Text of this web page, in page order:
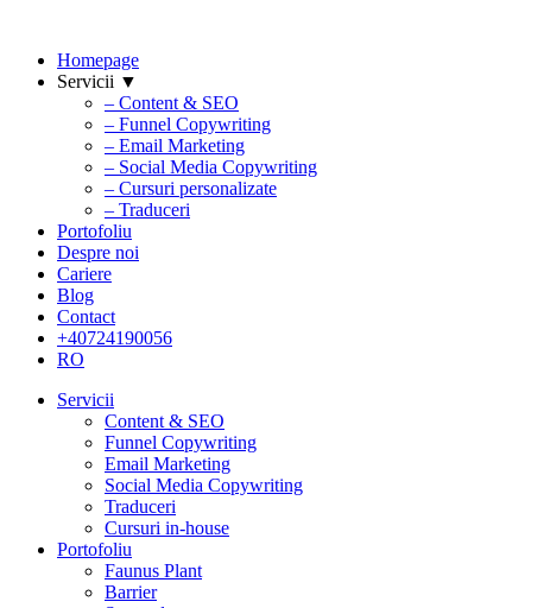
Homepage
Servicii ▼
– Content & SEO
– Funnel Copywriting
– Email Marketing
– Social Media Copywriting
– Cursuri personalizate
– Traduceri
Portofoliu
Despre noi
Cariere
Blog
Contact
+40724190056
RO
Servicii
Content & SEO
Funnel Copywriting
Email Marketing
Social Media Copywriting
Traduceri
Cursuri in-house
Portofoliu
Faunus Plant
Barrier